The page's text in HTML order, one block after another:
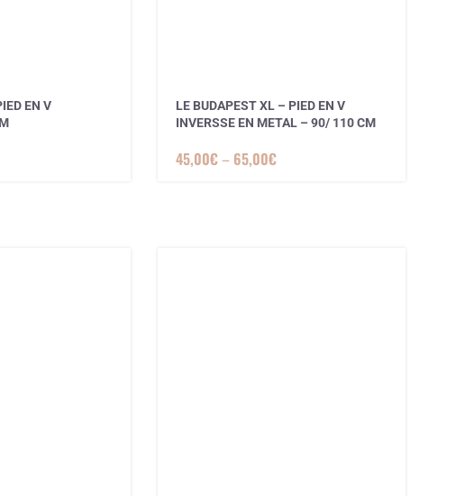
EN V
LE BUDAPEST XL – PIED EN V
INVERSSE EN METAL – 90/ 110 CM
45,00€– 65,00€